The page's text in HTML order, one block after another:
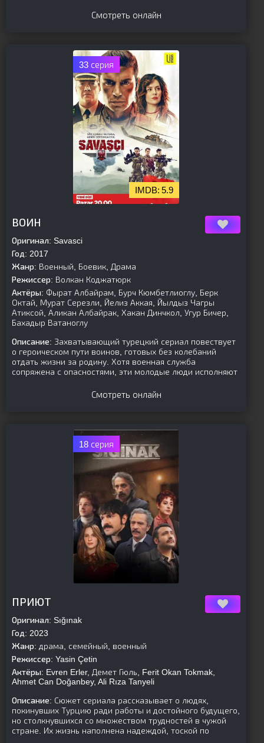
Смотреть онлайн
33 серия
5.9
ВОИН
Оригинал: Savasci
Год: 2017
Жанр: Военный, Боевик, Драма
Режиссер: Волкан Коджатюрк
Актёры: Фырат Албайрам, Бурч Кюмбетлиоглу, Берк
Октай, Мурат Серезли, Йелиз Аккая, Йылдыз Чагры
Атиксой, Аликан Албайрак, Хакан Динчкол, Угур Бичер,
Бахадыр Ватаноглу
Описание: Захватывающий турецкий сериал повествует
о героическом пути воинов, готовых без колебаний
отдать жизни за родину. Хотя военная служба
сопряжена с опасностями, эти молодые люди исполняют
Смотреть онлайн
18 серия
ПРИЮТ
Оригинал: Sığınak
Год: 2023
Жанр: драма, семейный, военный
Режиссер: Yasin Çetin
Актёры: Evren Erler, Демет Гюль, Ferit Okan Tokmak,
Ahmet Can Doğanbey, Ali Rıza Tanyeli
Описание: Сюжет сериала рассказывает о людях,
покинувших Турцию ради работы и достойного будущего,
но столкнувшихся со множеством трудностей в чужой
стране. Их жизнь наполнена надеждой, тоской по